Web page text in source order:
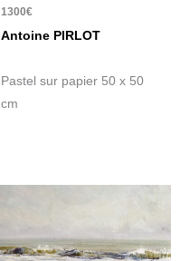
1300€
Antoine PIRLOT
Pastel sur papier 50 x 50
cm